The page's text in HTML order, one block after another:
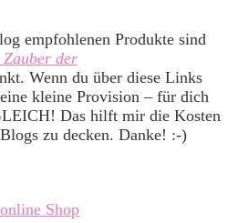
empfohlenen Produkte sind
der
Wenn du über diese Links
kleine Provision – für dich
Das hilft mir die Kosten
zu decken. Danke! :-)